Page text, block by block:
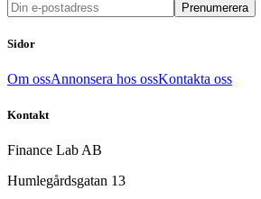
Prenumerera
Sidor
Om ossAnnonsera hos ossKontakta oss
Kontakt
Finance Lab AB
Humlegårdsgatan 13